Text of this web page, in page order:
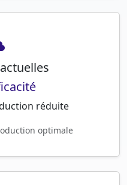
réduite
optimale